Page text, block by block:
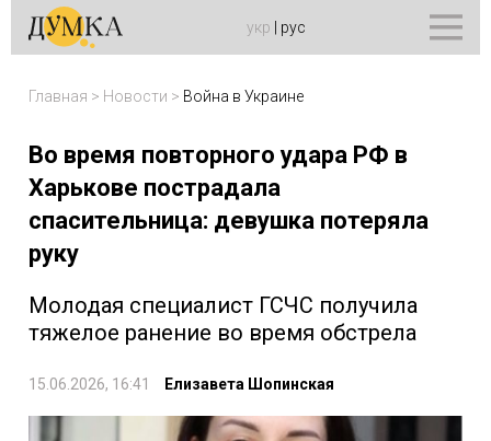
укр рус
Главная > Новости > Война в Украине
Во время повторного удара РФ в
Харькове пострадала
спасительница: девушка потеряла
руку
Молодая специалист ГСЧС получила
тяжелое ранение во время обстрела
15.06.2026, 16:41 Елизавета Шопинская